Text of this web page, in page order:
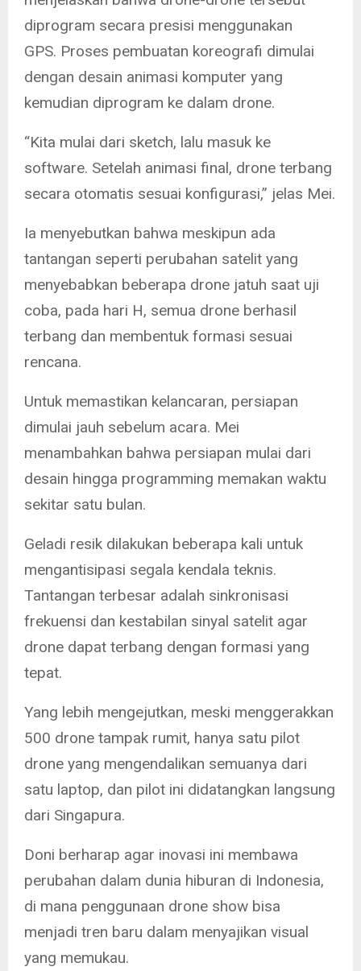
diprogram secara presisi menggunakan
GPS. Proses pembuatan koreografi dimulai
dengan desain animasi komputer yang
kemudian diprogram ke dalam drone.
“Kita mulai dari sketch, lalu masuk ke
software. Setelah animasi final, drone terbang
secara otomatis sesuai konfigurasi,” jelas Mei.
Ia menyebutkan bahwa meskipun ada
tantangan seperti perubahan satelit yang
menyebabkan beberapa drone jatuh saat uji
coba, pada hari H, semua drone berhasil
terbang dan membentuk formasi sesuai
rencana.
Untuk memastikan kelancaran, persiapan
dimulai jauh sebelum acara. Mei
menambahkan bahwa persiapan mulai dari
desain hingga programming memakan waktu
sekitar satu bulan.
Geladi resik dilakukan beberapa kali untuk
mengantisipasi segala kendala teknis.
Tantangan terbesar adalah sinkronisasi
frekuensi dan kestabilan sinyal satelit agar
drone dapat terbang dengan formasi yang
tepat.
Yang lebih mengejutkan, meski menggerakkan
500 drone tampak rumit, hanya satu pilot
drone yang mengendalikan semuanya dari
satu laptop, dan pilot ini didatangkan langsung
dari Singapura.
Doni berharap agar inovasi ini membawa
perubahan dalam dunia hiburan di Indonesia,
di mana penggunaan drone show bisa
menjadi tren baru dalam menyajikan visual
yang memukau.